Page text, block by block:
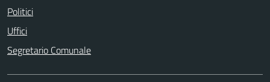
Politici
Uffici
Segretario Comunale